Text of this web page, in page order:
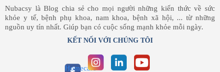
Nubacsy là Blog chia sẻ cho mọi người những kiến thức về sức
khỏe y tế, bệnh phụ khoa, nam khoa, bệnh xã hội, ... từ những
nguồn uy tín nhất. Giúp bạn có cuộc sống mạnh khỏe mỗi ngày.
KẾT NỐI VỚI CHÚNG TÔI
Homecare